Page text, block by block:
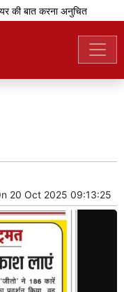
की बात करना अनुचित
20 Oct 2025 09:13:25